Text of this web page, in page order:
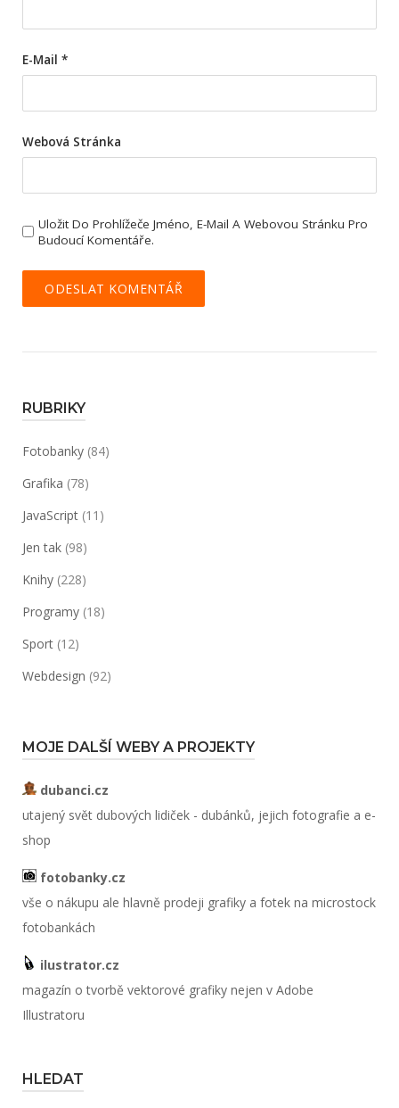
E-Mail *
Webová Stránka
Uložit Do Prohlížeče Jméno, E-Mail A Webovou Stránku Pro
Budoucí Komentáře.
RUBRIKY
Fotobanky (84)
Grafika (78)
JavaScript (11)
Jen tak (98)
Knihy (228)
Programy (18)
Sport (12)
Webdesign (92)
MOJE DALŠÍ WEBY A PROJEKTY
dubanci.cz
utajený svět dubových lidiček - dubánků, jejich fotografie a e-
shop
fotobanky.cz
vše o nákupu ale hlavně prodeji grafiky a fotek na microstock
fotobankách
ilustrator.cz
magazín o tvorbě vektorové grafiky nejen v Adobe
Illustratoru
HLEDAT